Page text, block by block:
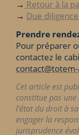
→ Retour à la
→ Due
Prendre
Pour préparer
contactez le
Cet article est
constitue pas
l'état du droit à
engager la
jurisprudence